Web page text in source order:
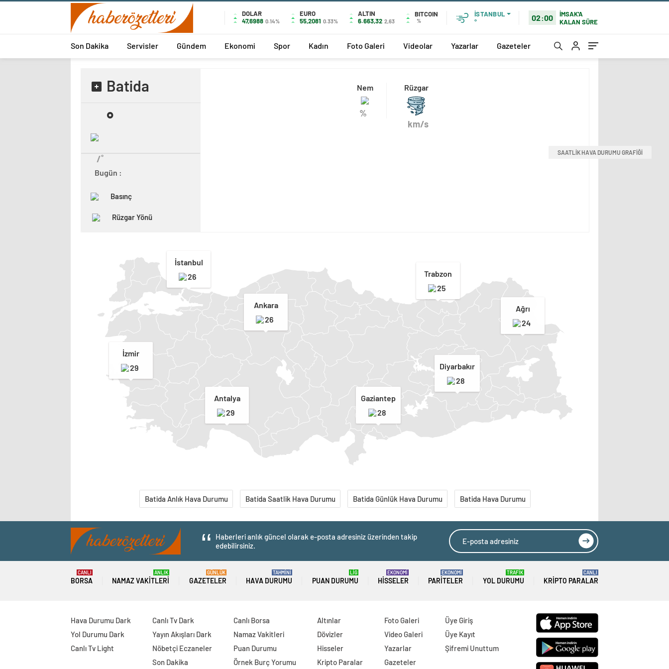
DOLAR
47,6988 0.14%
EURO
55,2081 0.33%
ALTIN
6.663,32 2,63
BITCOIN
%
İSTANBUL
°
02:00
İMSAK'A
KALAN SÜRE
Son Dakika Servisler Gündem Ekonomi Spor Kadın Foto Galeri Videolar Yazarlar Gazeteler
Batida
˚
/˚
Bugün :
Basınç
Rüzgar Yönü
Nem
%
Rüzgar
km/s
SAATLİK HAVA DURUMU GRAFİĞİ
İstanbul
26
İzmir
29
Ankara
26
Antalya
29
Trabzon
25
Ağrı
24
Diyarbakır
28
Gaziantep
28
Batida Anlık Hava Durumu Batida Saatlik Hava Durumu Batida Günlük Hava Durumu Batida Hava Durumu
Haberleri anlık güncel olarak e-posta adresiniz üzerinden takip
edebilirsiniz.
BORSA
CANLI
NAMAZ VAKITLERI
ANLIK
GAZETELER
GÜNLÜK
HAVA DURUMU
TAHMİNİ
PUAN DURUMU
LİG
HISSELER
EKONOMİ
PARITELER
EKONOMİ
YOL DURUMU
TRAFİK
KRIPTO PARALAR
CANLI
Hava Durumu Dark
Yol Durumu Dark
Canlı Tv Light
Canlı Tv Dark
Yayın Akışları Dark
Nöbetçi Eczaneler
Son Dakika
Canlı Borsa
Namaz Vakitleri
Puan Durumu
Örnek Burç Yorumu
Altınlar
Dövizler
Hisseler
Kripto Paralar
Foto Galeri
Video Galeri
Yazarlar
Gazeteler
Üye Giriş
Üye Kayıt
Şifremi Unuttum